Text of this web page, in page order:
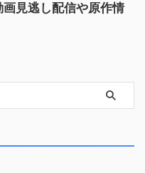
見逃し配信や原作情